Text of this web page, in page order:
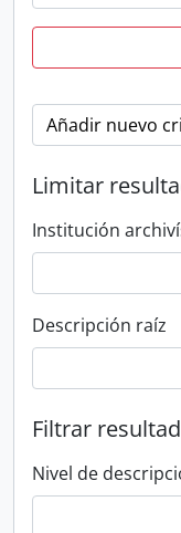
Añadir nuevo
Limitar
Institución
Descripción raíz
Filtrar
Nivel de